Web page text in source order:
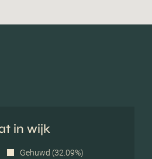
in wijk
Gehuwd (32.09%)